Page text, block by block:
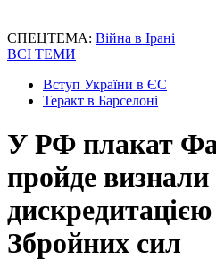
СПЕЦТЕМА: Війна в Ірані
ВСІ ТЕМИ
Вступ України в ЄС
Теракт в Барселоні
У РФ плакат
пройде визнали
дискредитацією
Збройних сил